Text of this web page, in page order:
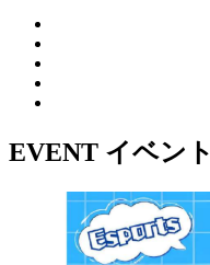
EVENT イベント